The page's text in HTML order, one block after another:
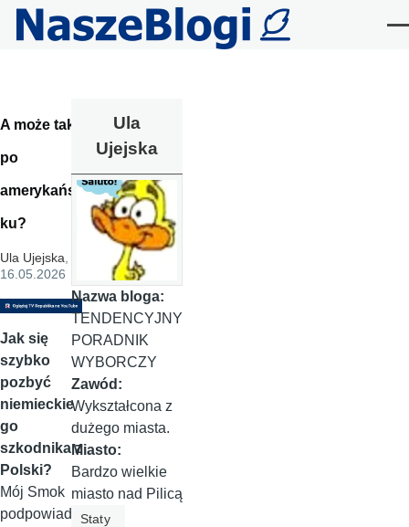
Przejdź do treści
A może tak
po
amerykańs
ku?
Ula Ujejska,
16.05.2026
Jak się
szybko
pozbyć
niemieckie
go
szkodnika z
Polski?
Mój Smok
podpowiada
Ula
Ujejska
Nazwa bloga:
TENDENCYJNY
PORADNIK
WYBORCZY
Zawód:
Wykształcona z
dużego miasta.
Miasto:
Bardzo wielkie
miasto nad Pilicą
Staty